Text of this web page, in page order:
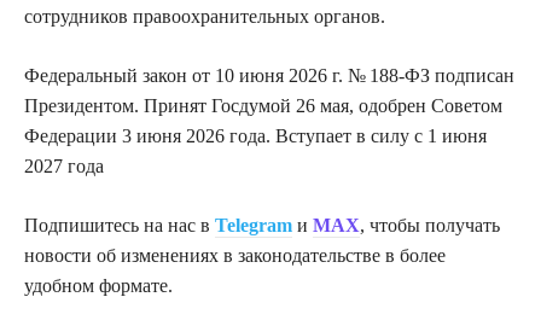
сотрудников правоохранительных органов.
Федеральный закон от 10 июня 2026 г. № 188-ФЗ подписан
Президентом. Принят Госдумой 26 мая, одобрен Советом
Федерации 3 июня 2026 года. Вступает в силу с 1 июня
2027 года
Подпишитесь на нас в Telegram и MAX, чтобы получать
новости об изменениях в законодательстве в более
удобном формате.